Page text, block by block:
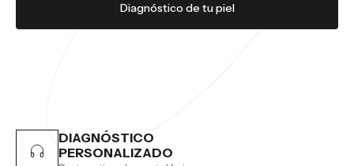
Diagnóstico de tu piel
DIAGNÓSTICO
PERSONALIZADO